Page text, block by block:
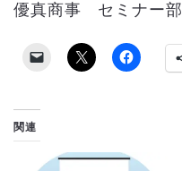
優真商事 セミナー部
関連